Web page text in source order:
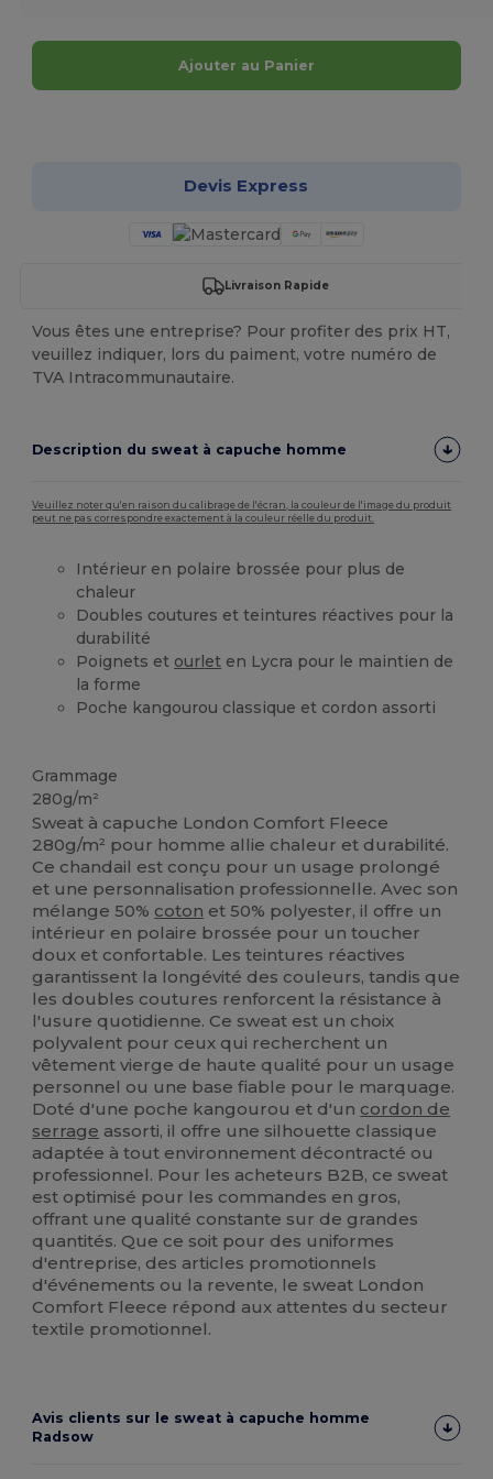
Ajouter au Panier
Devis Express
Livraison Rapide
Vous êtes une entreprise? Pour profiter des prix HT,
veuillez indiquer, lors du paiment, votre numéro de
TVA Intracommunautaire.
Description du sweat à capuche homme
Veuillez noter qu'en raison du calibrage de l'écran, la couleur de l'image du produit
peut ne pas correspondre exactement à la couleur réelle du produit.
Intérieur en polaire brossée pour plus de
chaleur
Doubles coutures et teintures réactives pour la
durabilité
Poignets et ourlet en Lycra pour le maintien de
la forme
Poche kangourou classique et cordon assorti
Grammage
280g/m²
Sweat à capuche London Comfort Fleece
280g/m² pour homme allie chaleur et durabilité.
Ce chandail est conçu pour un usage prolongé
et une personnalisation professionnelle. Avec son
mélange 50% coton et 50% polyester, il offre un
intérieur en polaire brossée pour un toucher
doux et confortable. Les teintures réactives
garantissent la longévité des couleurs, tandis que
les doubles coutures renforcent la résistance à
l'usure quotidienne. Ce sweat est un choix
polyvalent pour ceux qui recherchent un
vêtement vierge de haute qualité pour un usage
personnel ou une base fiable pour le marquage.
Doté d'une poche kangourou et d'un cordon de
serrage assorti, il offre une silhouette classique
adaptée à tout environnement décontracté ou
professionnel. Pour les acheteurs B2B, ce sweat
est optimisé pour les commandes en gros,
offrant une qualité constante sur de grandes
quantités. Que ce soit pour des uniformes
d'entreprise, des articles promotionnels
d'événements ou la revente, le sweat London
Comfort Fleece répond aux attentes du secteur
textile promotionnel.
Avis clients sur le sweat à capuche homme
Radsow